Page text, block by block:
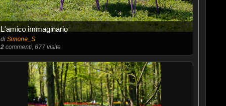
L'amico immaginario
diSimone_S
2 commenti, 677 visite